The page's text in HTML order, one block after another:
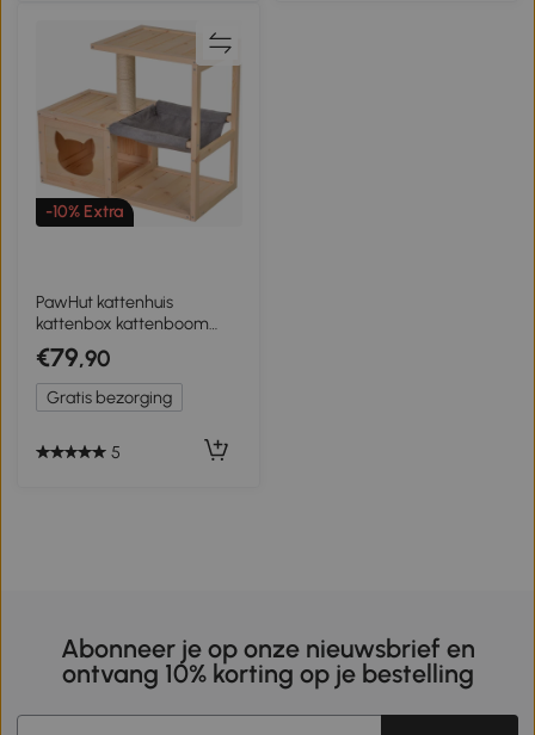
-10% Extra
PawHut kattenhuis
kattenbox kattenboom
met hangmat sisal paal
vurenhout naturel
€79,90
Gratis bezorging
5
Abonneer je op onze nieuwsbrief en
ontvang 10% korting op je bestelling